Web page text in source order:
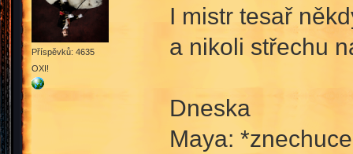
Příspěvků: 4635
OXI!
I mistr tesař
a nikoli střechu
Dneska
Maya: